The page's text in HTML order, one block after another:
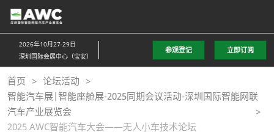
直
接
跳
至
内
容
2026年10月27-29日
深圳国际会展中心（宝安）
参观登记 立即订阅
首页
论坛活动
智能汽车展|智能座舱展-2025同期会议活动-深圳国际智能网联
汽车产业展览会
2025 AWC智能汽车大会——无人小车技术论坛